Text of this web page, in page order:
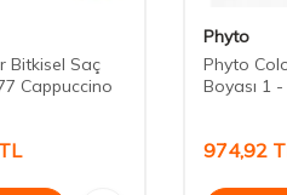
Bitkisel Saç
Cappuccino
TL
Phyto
Phyto
Boyası 1
974,92